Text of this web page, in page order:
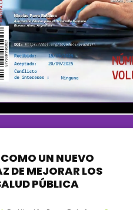
UN NUEVO
DE MEJORAR LOS
PÚBLICA